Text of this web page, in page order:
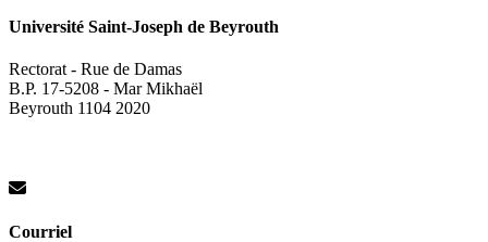
Université Saint-Joseph de Beyrouth
Rectorat - Rue de Damas
B.P. 17-5208 - Mar Mikhaël
Beyrouth 1104 2020
Courriel